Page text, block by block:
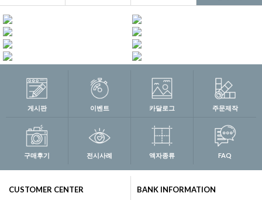
게시판 이벤트 카달로그 주문제작
구매후기 전시사례 액자종류 FAQ
CUSTOMER CENTER BANK INFORMATION